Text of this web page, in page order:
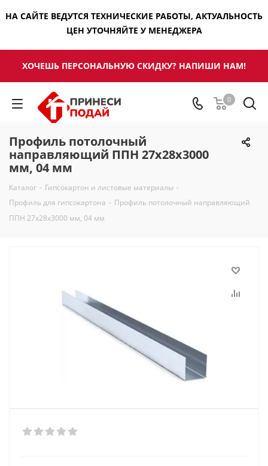
НА САЙТЕ ВЕДУТСЯ ТЕХНИЧЕСКИЕ РАБОТЫ, АКТУАЛЬНОСТЬ
ЦЕН УТОЧНЯЙТЕ У МЕНЕДЖЕРА
ХОЧЕШЬ ПЕРСОНАЛЬНУЮ СКИДКУ? НАПИШИ НАМ!
0
Профиль потолочный
направляющий ППН 27х28х3000
мм, 04 мм
Каталог - Гипсокартон и листовые материалы -
Профиль для гипсокартона - Профиль потолочный направляющий
ППН 27х28х3000 мм, 04 мм